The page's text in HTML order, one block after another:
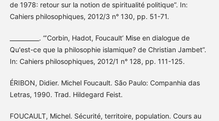
de 1978: retour sur la notion de spiritualité politique”. In:
Cahiers philosophiques, 2012/3 n° 130, pp. 51-71.
__________. “’Corbin, Hadot, Foucault’ Mise en dialogue de
Qu'est-ce que la philosophie islamique? de Christian Jambet”.
In: Cahiers philosophiques, 2012/1 n° 128, pp. 111-125.
ÉRIBON, Didier. Michel Foucault. São Paulo: Companhia das
Letras, 1990. Trad. Hildegard Feist.
FOUCAULT, Michel. Sécurité, territoire, population. Cours au